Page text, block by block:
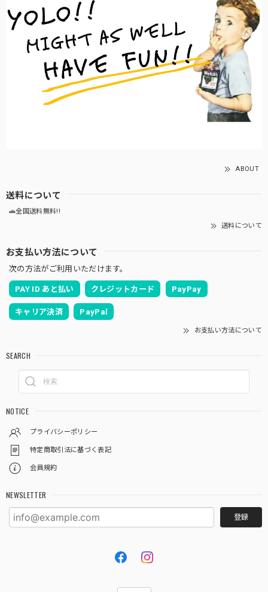
ABOUT
送料について
🚗全国送料無料!!
送料について
お支払い方法について
次の方法がご利用いただけます。
PAY ID あと払い クレジットカード PayPay
キャリア決済 PayPal
お支払い方法について
SEARCH
NOTICE
プライバシーポリシー
特定商取引法に基づく表記
会員規約
NEWSLETTER
登録